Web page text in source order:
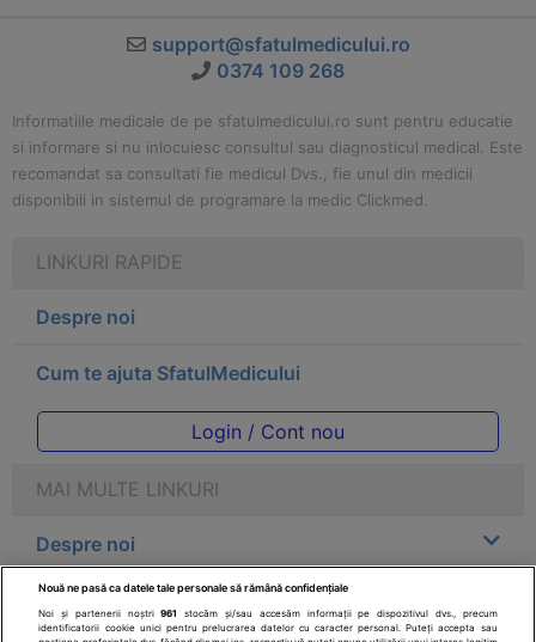
support@sfatulmedicului.ro
0374 109 268
Informatiile medicale de pe sfatulmedicului.ro sunt pentru educatie
si informare si nu inlocuiesc consultul sau diagnosticul medical. Este
recomandat sa consultati fie medicul Dvs., fie unul din medicii
disponibili in sistemul de programare la medic Clickmed.
LINKURI RAPIDE
Despre noi
Cum te ajuta SfatulMedicului
Login / Cont nou
MAI MULTE LINKURI
Despre noi
Legal
Nouă ne pasă ca datele tale personale să rămână confidențiale
Noi și partenerii noștri961
stocăm și/sau accesăm informații pe dispozitivul dvs., precum
identificatorii cookie unici pentru prelucrarea datelor cu caracter personal. Puteți accepta sau